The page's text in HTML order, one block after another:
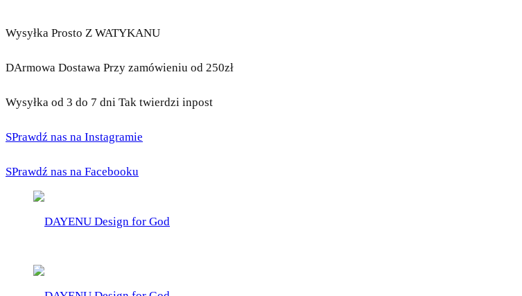
Wysyłka Prosto Z WATYKANU
DArmowa Dostawa Przy zamówieniu od 250zł
Wysyłka od 3 do 7 dni Tak twierdzi inpost
SPrawdź nas na Instagramie
SPrawdź nas na Facebooku